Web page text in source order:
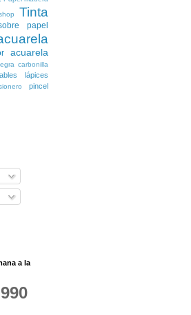
Tinta
papel
acuarela
carbonilla
lápices
pincel
a la